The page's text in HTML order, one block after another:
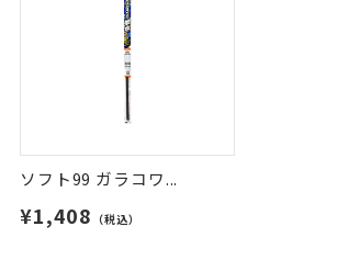
ソフト99 ガラコワ...
¥1,408 （税込）